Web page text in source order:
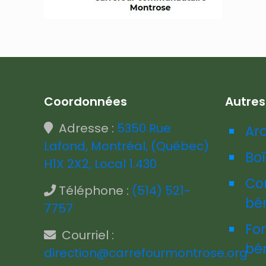
Coordonnées
Adresse : 5350 Rue
Lafond, Montréal, (Québec)
H1X 2X2, Local 1.430
Téléphone : (514) 521-
7757
Courriel :
direction@carrefourmontrose.org